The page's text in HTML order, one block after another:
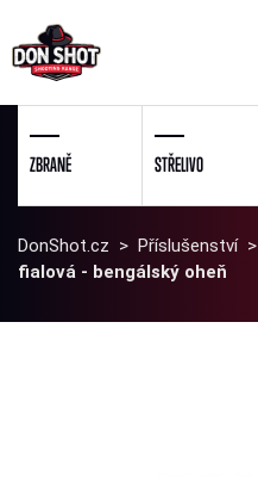
ZBRANĚ STŘELIVO
DonShot.cz > Příslušenství>
fialová - bengálský oheň